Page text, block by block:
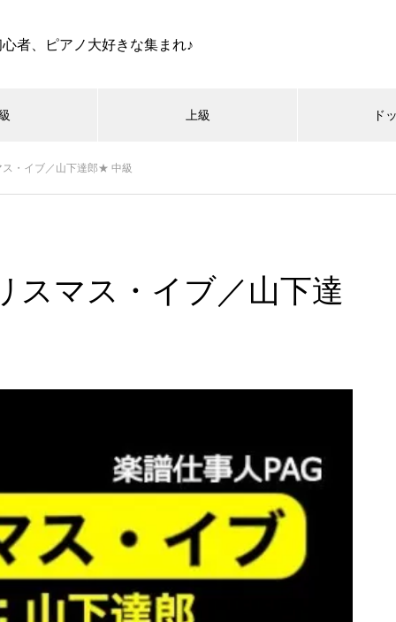
者、ピアノ大好きな集まれ♪
上級 ド
・イブ／山下達郎★ 中級
スマス・イブ／山下達